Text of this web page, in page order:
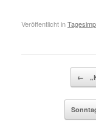
Veröffentlicht in
←